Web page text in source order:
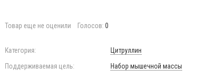
Товар еще не оценили Голосов: 0
Категория:
Цитруллин
Поддерживаемая цель:
Набор мышечной массы